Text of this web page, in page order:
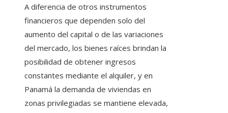
A diferencia de otros instrumentos
financieros que dependen solo del
aumento del capital o de las variaciones
del mercado, los bienes raíces brindan la
posibilidad de obtener ingresos
constantes mediante el alquiler, y en
Panamá la demanda de viviendas en
zonas privilegiadas se mantiene elevada,